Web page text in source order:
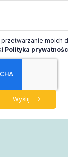
moich
Polityka
Wyślij